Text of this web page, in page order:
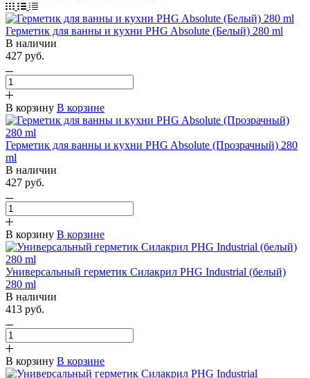
Герметик для ванны и кухни PHG Absolute (Белый) 280 ml
В наличии
427 руб.
В корзину В корзине
Герметик для ванны и кухни PHG Absolute (Прозрачный) 280
ml
В наличии
427 руб.
В корзину В корзине
Универсальный герметик Силакрил PHG Industrial (белый)
280 ml
В наличии
413 руб.
В корзину В корзине